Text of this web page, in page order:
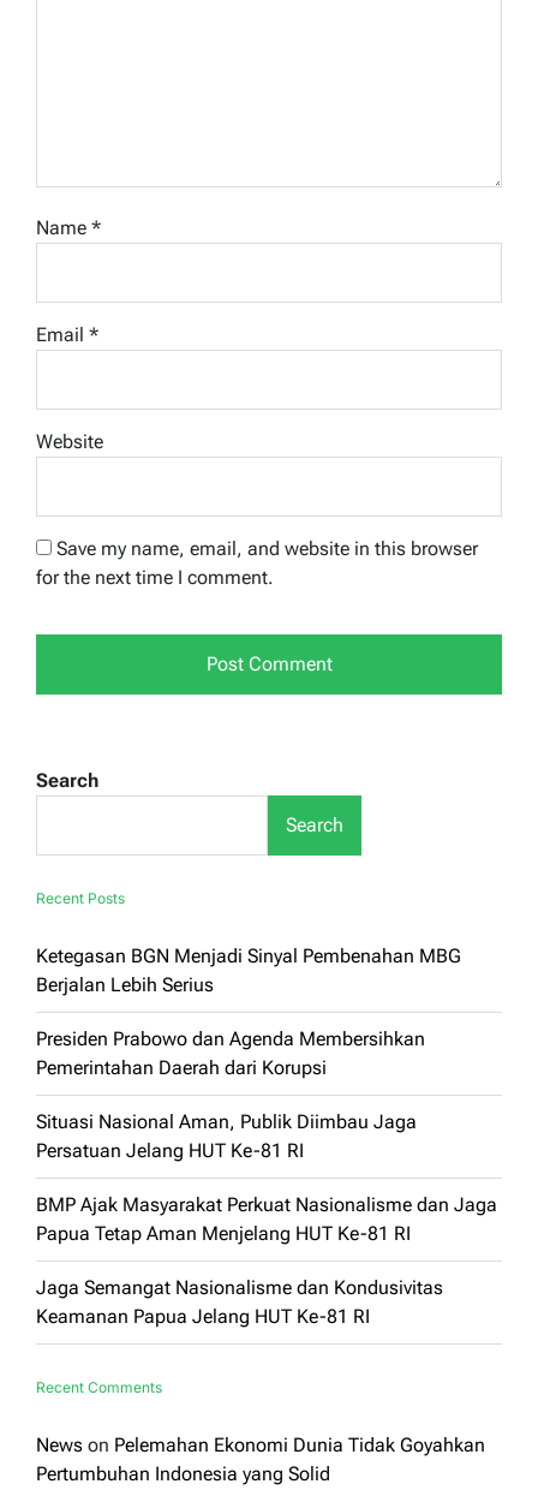
Name *
Email *
Website
Save my name, email, and website in this browser
for the next time I comment.
Search
Search
Recent Posts
Ketegasan BGN Menjadi Sinyal Pembenahan MBG
Berjalan Lebih Serius
Presiden Prabowo dan Agenda Membersihkan
Pemerintahan Daerah dari Korupsi
Situasi Nasional Aman, Publik Diimbau Jaga
Persatuan Jelang HUT Ke-81 RI
BMP Ajak Masyarakat Perkuat Nasionalisme dan Jaga
Papua Tetap Aman Menjelang HUT Ke-81 RI
Jaga Semangat Nasionalisme dan Kondusivitas
Keamanan Papua Jelang HUT Ke-81 RI
Recent Comments
News on Pelemahan Ekonomi Dunia Tidak Goyahkan
Pertumbuhan Indonesia yang Solid